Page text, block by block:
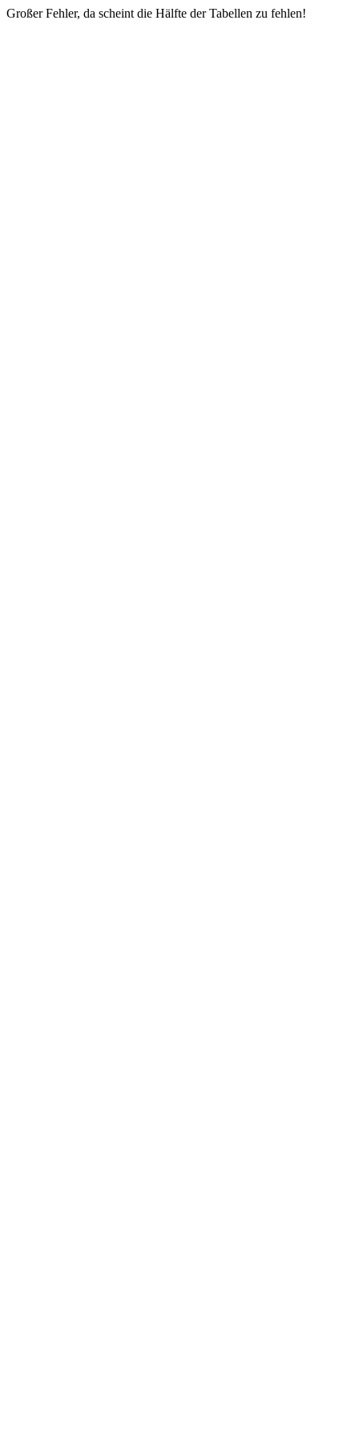
Großer Fehler, da scheint die Hälfte der Tabellen zu fehlen!